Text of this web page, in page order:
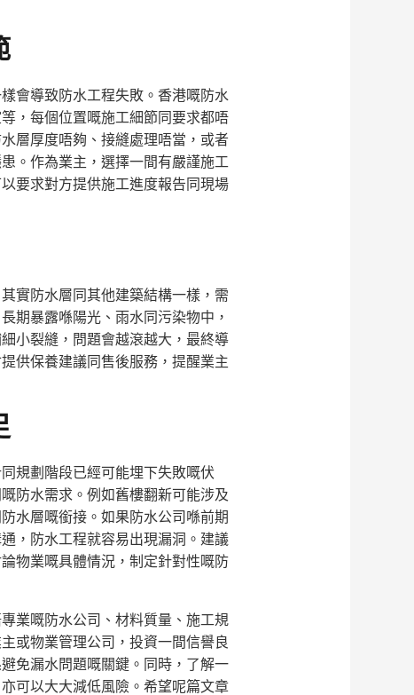
會導致防水工程失敗。香港嘅防水
，每個位置嘅施工細節同要求都唔
層厚度唔夠、接縫處理唔當，或者
。作為業主，選擇一間有嚴謹施工
要求對方提供施工進度報告同現場
實防水層同其他建築結構一樣，需
期暴露喺陽光、雨水同污染物中，
小裂縫，問題會越滾越大，最終導
供保養建議同售後服務，提醒業主
規劃階段已經可能埋下失敗嘅伏
防水需求。例如舊樓翻新可能涉及
水層嘅銜接。如果防水公司喺前期
，防水工程就容易出現漏洞。建議
物業嘅具體情況，制定針對性嘅防
業嘅防水公司、材料質量、施工規
或物業管理公司，投資一間信譽良
免漏水問題嘅關鍵。同時，了解一
可以大大減低風險。希望呢篇文章